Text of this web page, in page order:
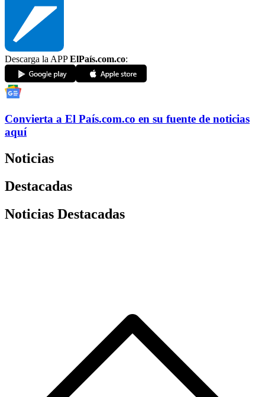
Descarga la APPElPaís.com.co:
Convierta a El País.com.co en su fuente de noticias
aquí
Noticias
Destacadas
Noticias Destacadas